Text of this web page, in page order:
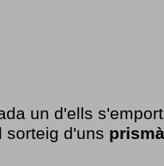
un d'ells
sorteig d'uns